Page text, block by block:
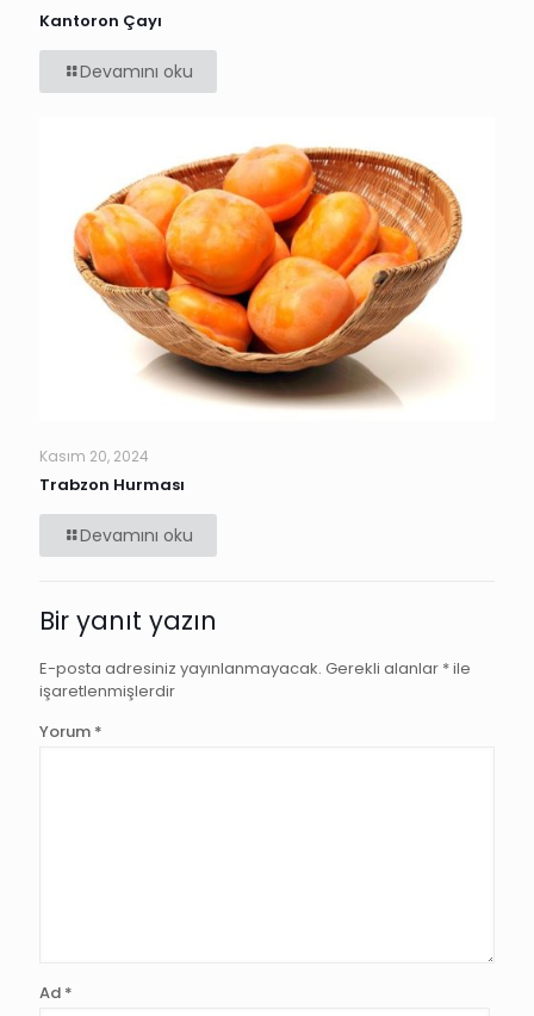
Kantoron Çayı
Devamını oku
Kasım 20, 2024
Trabzon Hurması
Devamını oku
Bir yanıt yazın
E-posta adresiniz yayınlanmayacak. Gerekli alanlar *ile
işaretlenmişlerdir
Yorum *
Ad *